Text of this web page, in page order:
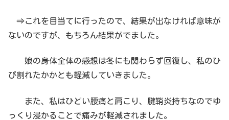
⇒これを目当てに行ったので、結果が出なければ意味が
ないのですが、もちろん結果がでました。
娘の身体全体の感想は冬にも関わらず回復し、私のひ
び割れたかかとも軽減していきました。
また、私はひどい腰痛と肩こり、腱鞘炎持ちなのでゆ
っくり浸かることで痛みが軽減されました。